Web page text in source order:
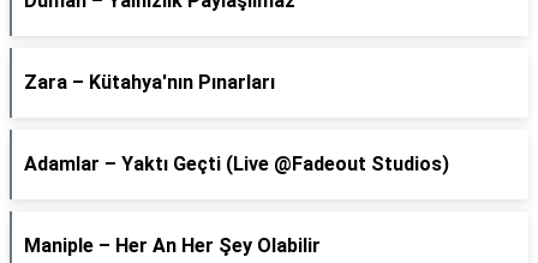
Zara – Kütahya'nın Pınarları
Adamlar – Yaktı Geçti (Live @Fadeout Studios)
Maniple – Her An Her Şey Olabilir